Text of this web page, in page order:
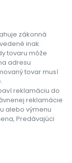
zákonná
inak.
tovaru môže
adresu
tovar musí
reklamáciu do
reklamácie
alebo výmenu
Predávajúci